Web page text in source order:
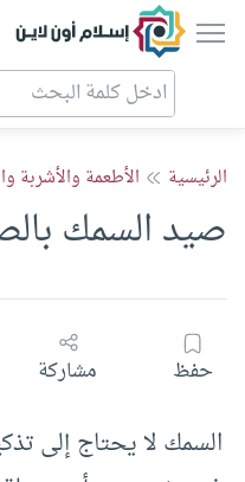
إسلام أون لاين
الرئيسية الأطعمة والأشربة
صيد السمك
حفظ مشاركة
السمك لا يحتاج إلى